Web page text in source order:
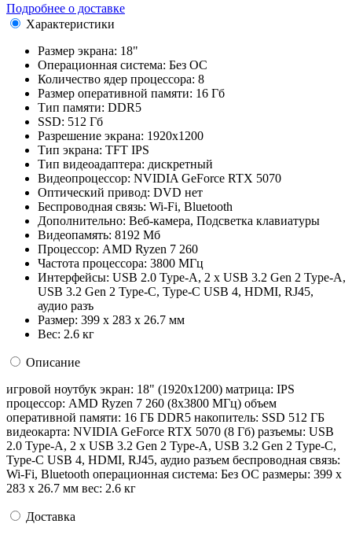
Подробнее о доставке
Характеристики
Размер экрана: 18"
Операционная система: Без ОС
Количество ядер процессора: 8
Размер оперативной памяти: 16 Гб
Тип памяти: DDR5
SSD: 512 Гб
Разрешение экрана: 1920x1200
Тип экрана: TFT IPS
Тип видеоадаптера: дискретный
Видеопроцессор: NVIDIA GeForce RTX 5070
Оптический привод: DVD нет
Беспроводная связь: Wi-Fi, Bluetooth
Дополнительно: Веб-камера, Подсветка клавиатуры
Видеопамять: 8192 Мб
Процессор: AMD Ryzen 7 260
Частота процессора: 3800 МГц
Интерфейсы: USB 2.0 Type-A, 2 x USB 3.2 Gen 2 Type-A,
USB 3.2 Gen 2 Type-C, Type-C USB 4, HDMI, RJ45,
аудио разъ
Размер: 399 x 283 x 26.7 мм
Вес: 2.6 кг
Описание
игровой ноутбук экран: 18" (1920x1200) матрица: IPS
процессор: AMD Ryzen 7 260 (8x3800 МГц) объем
оперативной памяти: 16 ГБ DDR5 накопитель: SSD 512 ГБ
видеокарта: NVIDIA GeForce RTX 5070 (8 Гб) разъемы: USB
2.0 Type-A, 2 x USB 3.2 Gen 2 Type-A, USB 3.2 Gen 2 Type-C,
Type-C USB 4, HDMI, RJ45, аудио разъем беспроводная связь:
Wi-Fi, Bluetooth операционная система: Без ОС pазмеры: 399 x
283 x 26.7 мм вес: 2.6 кг
Доставка